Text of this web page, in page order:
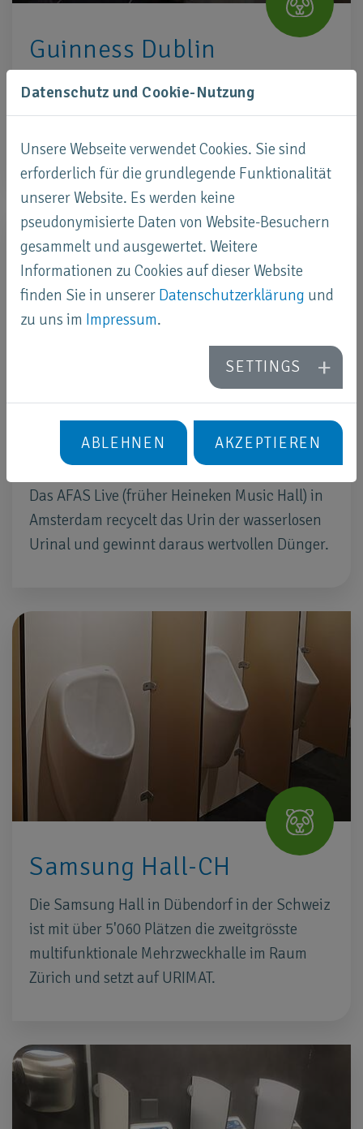
Guinness Dublin
Bei der weltbekannten Guiness-Brauerei in
Dublin handelt man nachhaltig und spart
Heineken Music Hall
Das AFAS Live (früher Heineken Music Hall) in
Amsterdam recycelt das Urin der wasserlosen
Urinal und gewinnt daraus wertvollen Dünger.
Samsung Hall-CH
Die Samsung Hall in Dübendorf in der Schweiz
ist mit über 5'060 Plätzen die zweitgrösste
multifunktionale Mehrzweckhalle im Raum
Zürich und setzt auf URIMAT.
Datenschutz und Cookie-Nutzung
Unsere Webseite verwendet Cookies. Sie sind
erforderlich für die grundlegende Funktionalität
unserer Website. Es werden keine
pseudonymisierte Daten von Website-Besuchern
gesammelt und ausgewertet. Weitere
Informationen zu Cookies auf dieser Website
finden Sie in unserer Datenschutzerklärung und
zu uns im Impressum.
SETTINGS
ABLEHNEN AKZEPTIEREN